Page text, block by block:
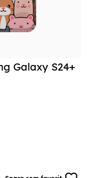
Galaxy S24+